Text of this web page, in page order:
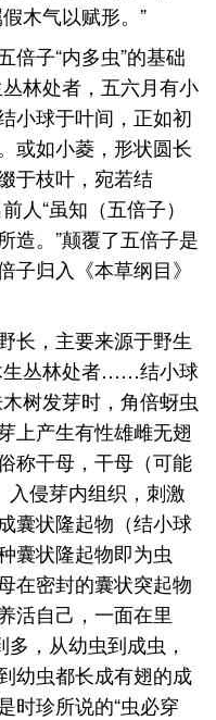
木气以赋形。”
倍子“内多虫”的基础
林处者，五六月有小
小球于叶间，正如初
或如小菱，形状圆长
于枝叶，宛若结
人“虽知（五倍子）
造。”颠覆了五倍子是
子归入《本草纲目》
长，主要来源于野生
生丛林处者……结小球
树发芽时，角倍蚜虫
上产生有性雄雌无翅
称干母，干母（可能
入侵芽内组织，刺激
囊状隆起物（结小球
囊状隆起物即为虫
在密封的囊状突起物
活自己，一面在里
，从幼虫到成虫，
幼虫都长成有翅的成
时珍所说的“虫必穿